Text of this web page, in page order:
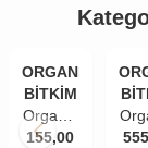
ORGANİK
BİTKİM
Organik
Bitkim
155,00